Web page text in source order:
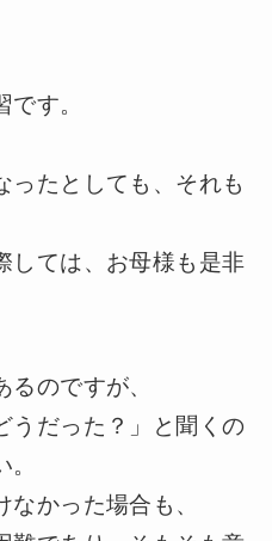
す。
ったとしても、それも
しては、お母様も是非
のですが、
うだった？」と聞くの
かった場合も、